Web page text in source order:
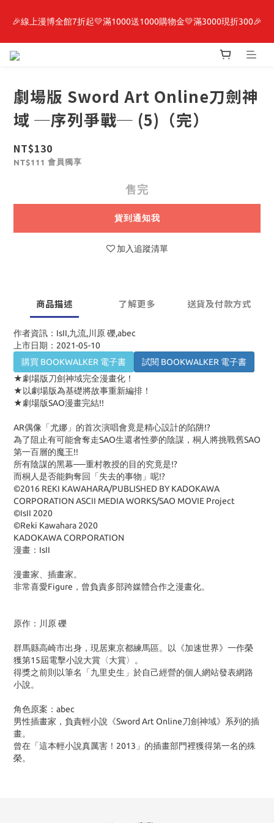
最新開賣🔥「全知讀者視角」 周邊商品
🎉線上漫博全館7折起💛滿1000送1000購物金💛滿3000現折300🎉
【抽籤堂】 影之強者、你又被殺了呢，偵探大人、約會大作戰、
最新開賣🔥「全知讀者視角」 周邊商品
劇場版 Sword Art Online刀劍神
域 ─序列爭戰─ (5)（完）
NT$130
NT$111 會員獨享
售完
貨到通知我
加入追蹤清單
商品描述 了解更多 送貨及付款方式
作者資訊：IsII,九流,川原 礫,abec
上市日期：2021-05-10
購買 BOOKWALKER 電子書
試閱 BOOKWALKER 電子書
★劇場版刀劍神域完全漫畫化！
★以劇場版為基礎將故事重新編排！
★劇場版SAO漫畫完結!!
AR偶像「尤娜」的首次演唱會竟是精心設計的陷阱!?
為了阻止有可能會奪走SAO生還者性夢的陰謀，桐人將挑戰舊SAO
第一百層的魔王!!
所有陰謀的黑幕──重村教授的目的究竟是!?
而桐人是否能夠奪回「失去的事物」呢!?
©2016 REKI KAWAHARA/PUBLISHED BY KADOKAWA
CORPORATION ASCII MEDIA WORKS/SAO MOVIE Project
©IsII 2020
©Reki Kawahara 2020
KADOKAWA CORPORATION
漫畫：IsII
漫畫家、插畫家。
非常喜愛Figure，曾負責多部跨媒體合作之漫畫化。
原作：川原 礫
群馬縣高崎市出身，現居東京都練馬區。以《加速世界》一作榮
獲第15屆電擊小說大賞〈大賞〉。
得獎之前則以筆名「九里史生」於自己經營的個人網站發表網路
小說。
角色原案：abec
男性插畫家，負責輕小說《Sword Art Online刀劍神域》系列的插
畫。
曾在「這本輕小說真厲害！2013」的插畫部門裡獲得第一名的殊
榮。